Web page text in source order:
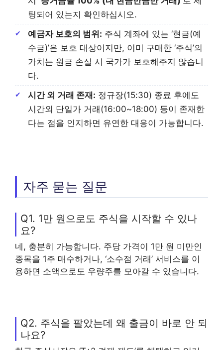
팅되어 있는지 확인하십시오.
예금자 보호의 범위: 주식 계좌에 있는 ‘현금(예
수금)’은 보호 대상이지만, 이미 구매한 ‘주식’의
가치는 원금 손실 시 국가가 보호해주지 않습니
다.
시간 외 거래 존재: 정규장(15:30) 종료 후에도
시간외 단일가 거래(16:00~18:00) 등이 존재한
다는 점을 인지하면 유연한 대응이 가능합니다.
자주 묻는 질문
Q1. 1만 원으로도 주식을 시작할 수 있나
요?
네, 충분히 가능합니다. 주당 가격이 1만 원 미만인
종목을 1주 매수하거나, ‘소수점 거래’ 서비스를 이
용하면 소액으로도 우량주를 모아갈 수 있습니다.
Q2. 주식을 팔았는데 왜 출금이 바로 안 되
나요?